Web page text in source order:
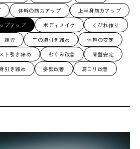
体幹の筋力アップ
上半身筋力アップ
プアップ ボディメイク
くびれ作り
練習 二の腕引き締め
体幹の安定
ト引き締め むくみ改善
骨盤安定
引き締め 姿勢改善 肩こり改善